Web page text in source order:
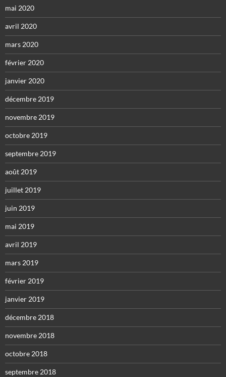
mai 2020
avril 2020
mars 2020
février 2020
janvier 2020
décembre 2019
novembre 2019
octobre 2019
septembre 2019
août 2019
juillet 2019
juin 2019
mai 2019
avril 2019
mars 2019
février 2019
janvier 2019
décembre 2018
novembre 2018
octobre 2018
septembre 2018